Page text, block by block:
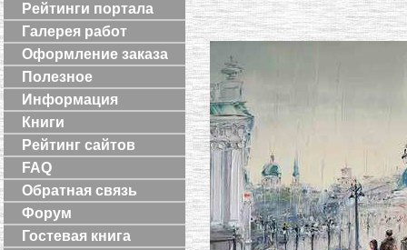
Рейтинги портала
Галерея работ
Оформление заказа
Полезное
Информация
Книги
Рейтинг сайтов
FAQ
Обратная связь
Форум
Гостевая книга